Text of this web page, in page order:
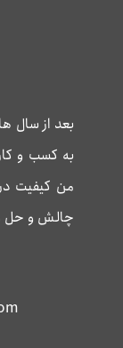
بعد از سال
به کسب و
من کیفیت
چالش و حل